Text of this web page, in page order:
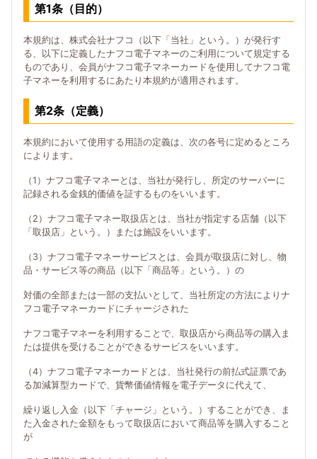
第1条（目的）
本規約は、株式会社ナフコ（以下「当社」という。）が発行す
る、以下に定義したナフコ電子マネーのご利用について規定する
ものであり、会員がナフコ電子マネーカードを使用してナフコ電
子マネーを利用するにあたり本規約が適用されます。
第2条（定義）
本規約において使用する用語の定義は、次の各号に定めるところ
によります。
（1）ナフコ電子マネーとは、当社が発行し、所定のサーバーに
記録される金銭的価値を証するものをいいます。
（2）ナフコ電子マネー取扱店とは、当社が指定する店舗（以下
「取扱店」という。）または施設をいいます。
（3）ナフコ電子マネーサービスとは、会員が取扱店に対し、物
品・サービス等の商品（以下「商品等」という。）の
対価の全部または一部の支払いとして、当社所定の方法によりナ
フコ電子マネーカードにチャージされた
ナフコ電子マネーを利用することで、取扱店から商品等の購入ま
たは提供を受けることができるサービスをいいます。
（4）ナフコ電子マネーカードとは、当社発行の前払式証票であ
る加減算型カードで、貨幣価値情報を電子データに代えて、
繰り返し入金（以下「チャージ」という。）することができ、ま
た入金された金額をもって取扱店において商品等を購入すること
が